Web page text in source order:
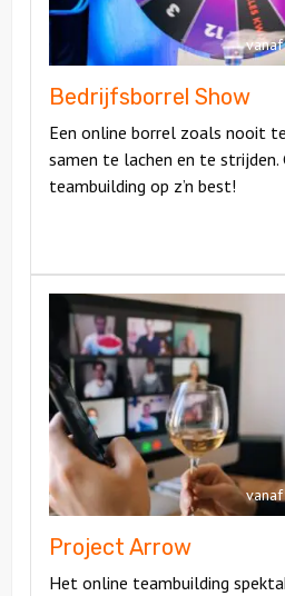
Bedrijfsborrel Show
Een online borrel zoals nooit
samen te lachen en te strijden.
teambuilding op z’n best!
Project Arrow
Het online teambuilding
Project